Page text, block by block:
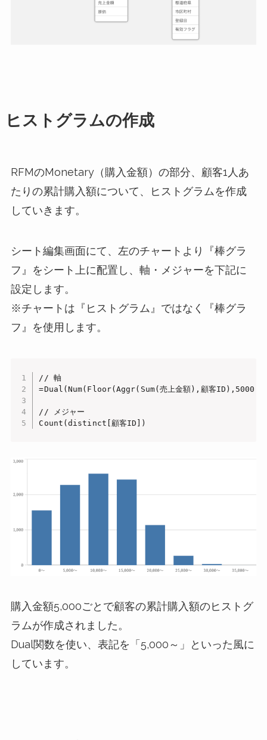
ヒストグラムの作成
RFMのMonetary（購入金額）の部分、顧客1人あ
たりの累計購入額について、ヒストグラムを作成
していきます。
シート編集画面にて、左のチャートより『棒グラ
フ』をシート上に配置し、軸・メジャーを下記に
設定します。
※チャートは『ヒストグラム』ではなく『棒グラ
フ』を使用します。
// 軸
=Dual(Num(Floor(Aggr(Sum(売上金額),顧客
// メジャー
Count(distinct[顧客ID])
購入金額5,000ごとで顧客の累計購入額のヒストグ
ラムが作成されました。
Dual関数を使い、表記を「5,000～」といった風に
しています。